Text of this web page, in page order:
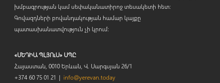
խմբագրության կամ սեփականատիրոջ տեսակետի հետ:
Գովազդների բովանդակության համար կայքը
պատասխանատվություն չի կրում:
«ՄԵԴԻԱ ՊԼՅՈւՍ» ՍՊԸ
Հայաստան, 0010 Երևան, Վ. Սարգսյան 26/1
+374 60 75 01 21 | info@yerevan.today